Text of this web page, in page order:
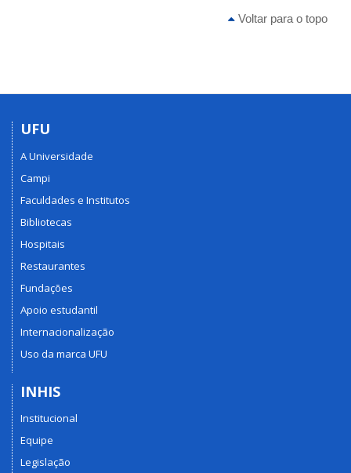
Voltar para o topo
UFU
A Universidade
Campi
Faculdades e Institutos
Bibliotecas
Hospitais
Restaurantes
Fundações
Apoio estudantil
Internacionalização
Uso da marca UFU
INHIS
Institucional
Equipe
Legislação